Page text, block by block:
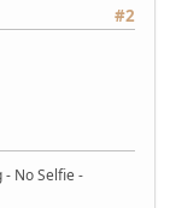
#2
- No Selfie -